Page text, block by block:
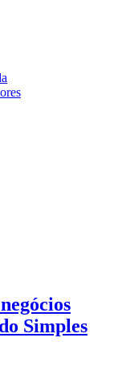
Simples